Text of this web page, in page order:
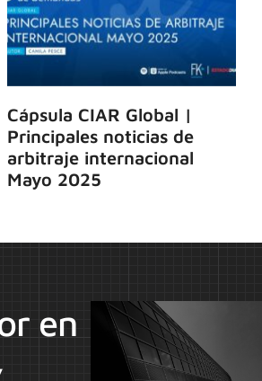
Cápsula CIAR Global |
Principales noticias de
arbitraje internacional
Mayo 2025
en